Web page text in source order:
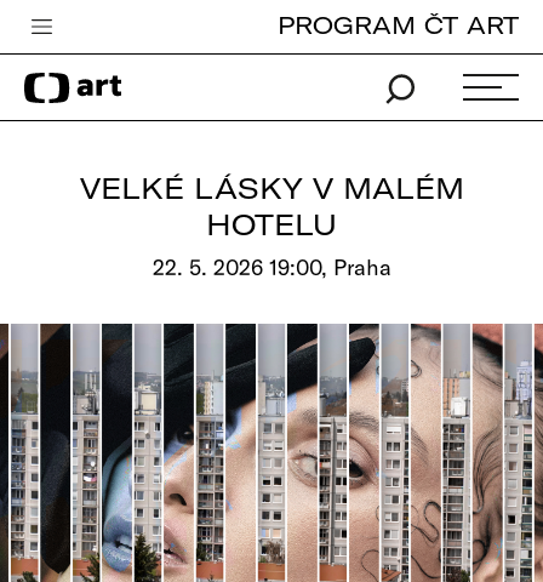
Česká televize
Zpravodajství
Vše o ČT
PROGRAM ČT ART
VELKÉ LÁSKY V MALÉM
HOTELU
22. 5. 2026 19:00, Praha